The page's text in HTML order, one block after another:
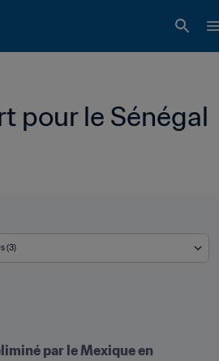
pour le Sénégal
(3)
par le Mexique en